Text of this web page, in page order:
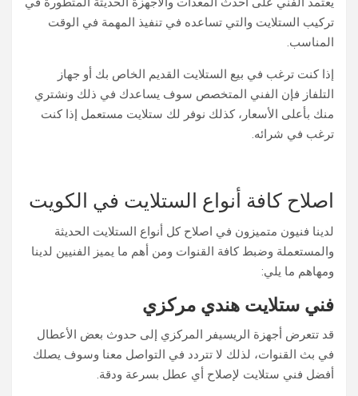
تركيب الستلايت والتي تساعده في تنفيذ المهمة في الوقت
المناسب.
إذا كنت ترغب في بيع الستلايت القديم الخاص بك أو جهاز
التلفاز فإن الفني المتخصص سوف يساعدك في ذلك ونشتري
منك بأعلى الأسعار، كذلك نوفر لك ستلايت مستعمل إذا كنت
ترغب في شرائه.
اصلاح كافة أنواع الستلايت في الكويت
لدينا فنيون متميزون في اصلاح كل أنواع الستلايت الحديثة
والمستعملة وضبط كافة القنوات ومن أهم ما يميز الفنيين لدينا
ومهاهم ما يلي:
فني ستلايت هندي مركزي
قد تتعرض أجهزة الريسيفر المركزي إلى حدوث بعض الأعطال
في بث القنوات، لذلك لا تتردد في التواصل معنا وسوف يصلك
أفضل فني ستلايت لإصلاح أي عطل بسرعة ودقة.